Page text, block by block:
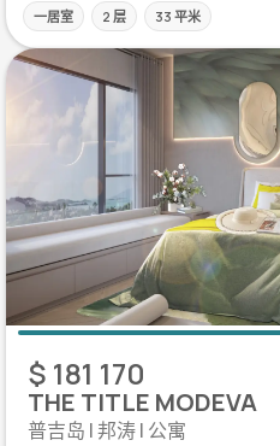
一居室 2 层 33 平米
$ 181 170
THE TITLE MODEVA
普吉岛 | 邦涛 | 公寓